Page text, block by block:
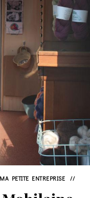
MA PETITE ENTREPRISE